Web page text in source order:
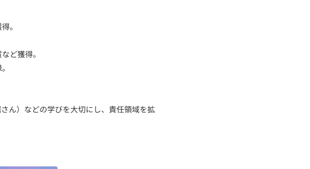
。
ど獲得。
ん）などの学びを大切にし、責任領域を拡